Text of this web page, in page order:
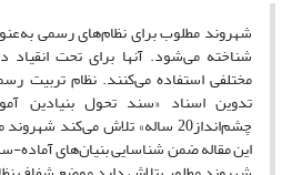
شهروند مطلوب برای نظام‌های رسمی
شناخته می‌شود. آنها برای تحت انقیاد
مختلفی استفاده می‌کنند. نظام تربیت
تدوین اسناد «سند تحول
چشم‌انداز20 ساله» تلاش می‌کند
این مقاله ضمن شناسایی بنیان‌های